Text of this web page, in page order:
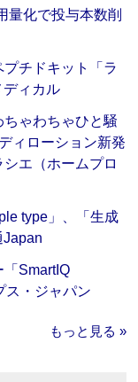
量化で投与本数削
プチドキット「ラ
ィカル
ちゃわちゃひと騒
ィローション新発
エ（ホームプロ
type」、「生成
「SmartIQ
・ジャパン
もっと見る »